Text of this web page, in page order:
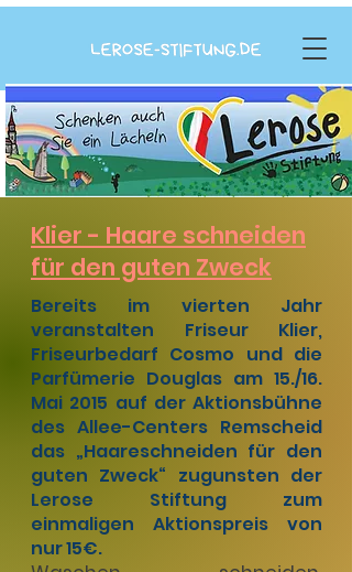
Klier - Haare schneiden
für den guten Zweck
Bereits im vierten Jahr
veranstalten Friseur Klier,
Friseurbedarf Cosmo und die
Parfümerie Douglas am 15./16.
Mai 2015 auf der Aktionsbühne
des Allee-Centers Remscheid
das „Haareschneiden für den
guten Zweck“ zugunsten der
Lerose Stiftung zum
einmaligen Aktionspreis von
nur 15€.